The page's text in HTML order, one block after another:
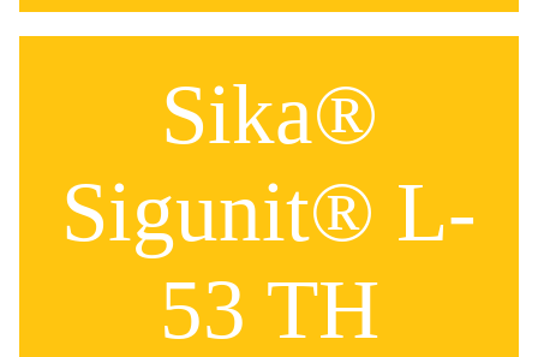
Sika®
Sigunit® L-
53 TH